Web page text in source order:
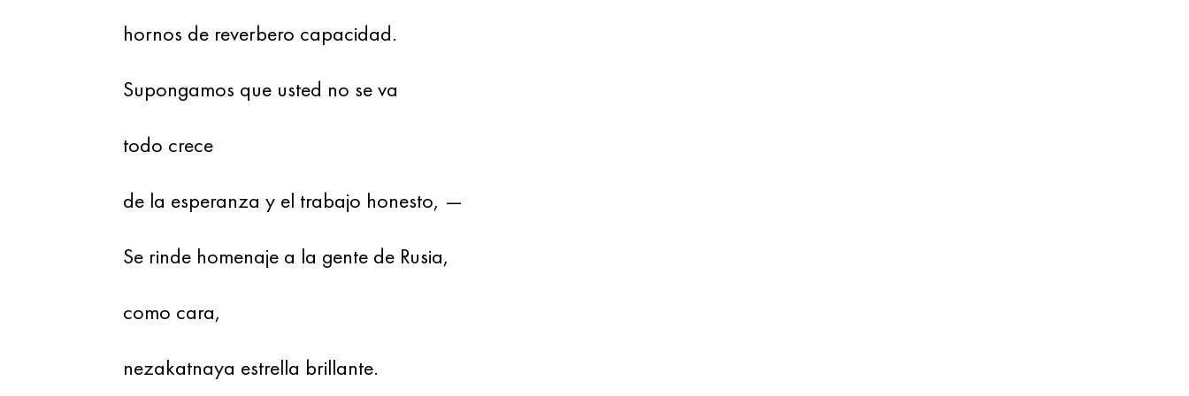
hornos de reverbero capacidad.
Supongamos que usted no se va
todo crece
de la esperanza y el trabajo honesto, —
Se rinde homenaje a la gente de Rusia,
como cara,
nezakatnaya estrella brillante.